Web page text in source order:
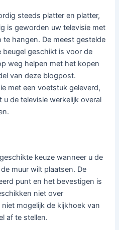
steeds platter en platter,
is geworden uw televisie met
hangen. De meest gestelde
beugel geschikt is voor de
weg helpen met het kopen
van deze blogpost.
met een voetstuk geleverd,
de televisie werkelijk overal
keuze wanneer u de
muur wilt plaatsen. De
punt en het bevestigen is
niet over
mogelijk de kijkhoek van
af te stellen.